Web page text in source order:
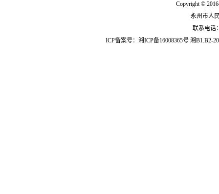
Copyright ©
永州市人
联系电话
ICP备案号： 湘ICP备16008365号 湘B1.B2-